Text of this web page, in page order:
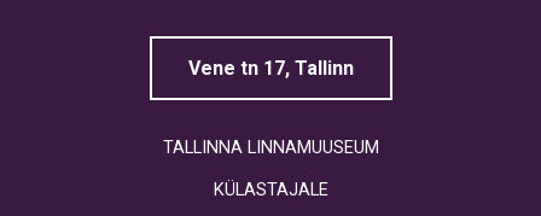
Vene tn 17, Tallinn
TALLINNA LINNAMUUSEUM
KÜLASTAJALE